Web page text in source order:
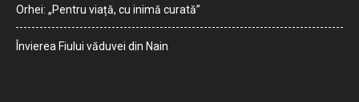
Orhei: „Pentru viață, cu inimă curată”
Învierea Fiului văduvei din Nain